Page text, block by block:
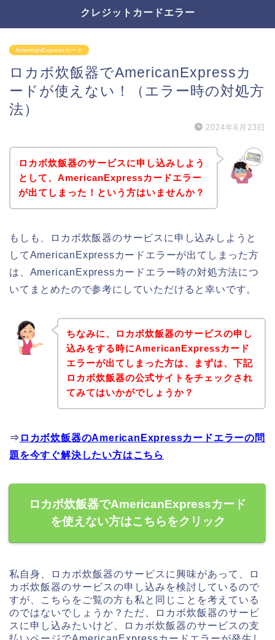
クレジットカードエラー
AmericanExpressカード
ロカボ炊飯器でAmericanExpressカ
ードが使えない！（エラー時の対処方
法）
2024年6月23日
ロカボ炊飯器のサービスに申し込みしよう
として、AmericanExpressカードエラー
が出てしまった！という方はいませんか？
もしも、ロカボ炊飯器のサービスに申し込みしようと
してAmericanExpressカードエラーが出てしまった方
は、AmericanExpressカードエラー時の対処方法につ
いてまとめたので参考にしていただけると幸いです。
ちなみに、ロカボ炊飯器のサービスの申し
込みをする時にAmericanExpressカード
エラーが出てしまった方は、まずは、下記
ロカボ炊飯器の公式サイトをチェックされ
てみてはいかがでしょうか？
⇒ ロカボ炊飯器のAmericanExpressカードエラーの問
題を今すぐ解決したい方はこちら
ロカボ炊飯器でAmericanExpressカード
を使えない方はこちらをクリック
私自身、ロカボ炊飯器のサービスに興味があって、ロ
カボ炊飯器のサービスの申し込みを検討しているので
すが、こちらをご覧の方も私と同じことを考えている
のではないでしょうか？ただ、ロカボ炊飯器のサービ
スに申し込みたいけど、ロカボ炊飯器のサービスの支